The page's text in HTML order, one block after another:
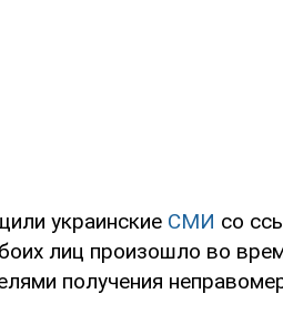
украинские СМИ со
лиц произошло во
получения